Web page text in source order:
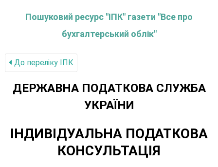
Пошуковий ресурс "ІПК" газети "Все про
бухгалтерський облік"
До переліку IПК
ДЕРЖАВНА ПОДАТКОВА СЛУЖБА
УКРАЇНИ
ІНДИВІДУАЛЬНА ПОДАТКОВА
КОНСУЛЬТАЦІЯ